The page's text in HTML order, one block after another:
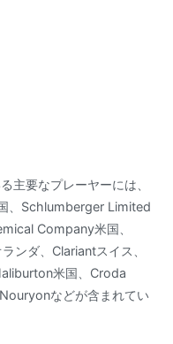
主要なプレーヤーには、
、Schlumberger Limited
Company米国、
ンダ、Clariantスイス、
米国、Croda
などが含まれてい